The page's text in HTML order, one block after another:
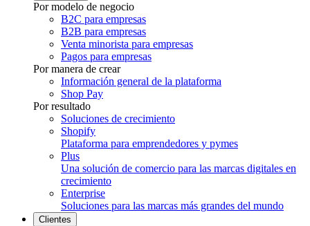
Por modelo de negocio
B2C para empresas
B2B para empresas
Venta minorista para empresas
Pagos para empresas
Por manera de crear
Información general de la plataforma
Shop Pay
Por resultado
Soluciones de crecimiento
Shopify
Plataforma para emprendedores y pymes
Plus
Una solución de comercio para las marcas digitales en
crecimiento
Enterprise
Soluciones para las marcas más grandes del mundo
Clientes